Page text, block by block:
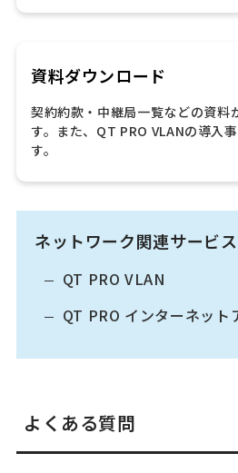
資料ダウンロード
契約約款・中継局一覧などの資料
す。また、QT PRO VLANの導入
す。
ネットワーク関連サービ
QT PRO VLAN
QT PRO インターネット
よくある質問